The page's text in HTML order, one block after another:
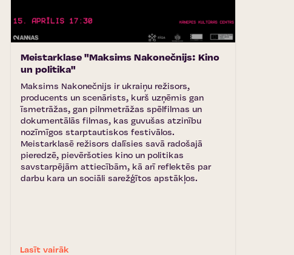
Meistarklase "Maksims Nakonečnijs: Kino
un politika"
Maksims Nakonečnijs ir ukraiņu režisors,
producents un scenārists, kurš uzņēmis gan
īsmetrāžas, gan pilnmetrāžas spēlfilmas un
dokumentālās filmas, kas guvušas atzinību
nozīmīgos starptautiskos festivālos.
Meistarklasē režisors dalīsies savā radošajā
pieredzē, pievēršoties kino un politikas
savstarpējām attiecībām, kā arī reflektēs par
darbu kara un sociāli sarežģītos apstākļos.
Lasīt vairāk